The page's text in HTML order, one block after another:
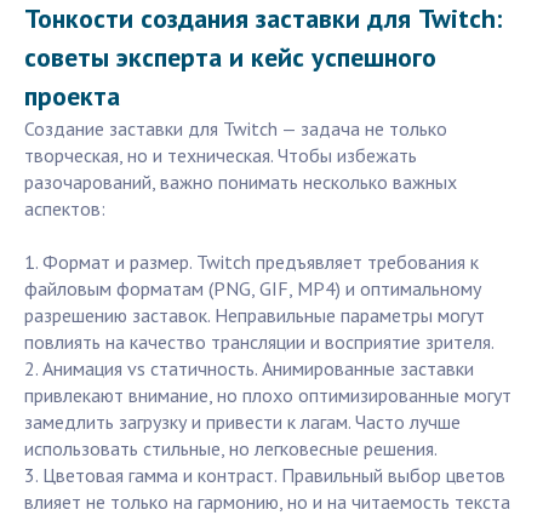
Тонкости создания заставки для Twitch:
советы эксперта и кейс успешного
проекта
Создание заставки для Twitch — задача не только
творческая, но и техническая. Чтобы избежать
разочарований, важно понимать несколько важных
аспектов:
1. Формат и размер. Twitch предъявляет требования к
файловым форматам (PNG, GIF, MP4) и оптимальному
разрешению заставок. Неправильные параметры могут
повлиять на качество трансляции и восприятие зрителя.
2. Анимация vs статичность. Анимированные заставки
привлекают внимание, но плохо оптимизированные могут
замедлить загрузку и привести к лагам. Часто лучше
использовать стильные, но легковесные решения.
3. Цветовая гамма и контраст. Правильный выбор цветов
влияет не только на гармонию, но и на читаемость текста